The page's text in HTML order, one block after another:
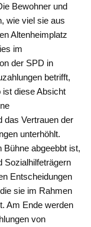
Bewohner und
wie viel sie aus
Altenheimplatz
im
der SPD in
betrifft,
ist diese Absicht
das Vertrauen der
unterhöhlt.
Bühne abgeebbt ist,
Sozialhilfeträgern
Entscheidungen
sie im Rahmen
Am Ende werden
von